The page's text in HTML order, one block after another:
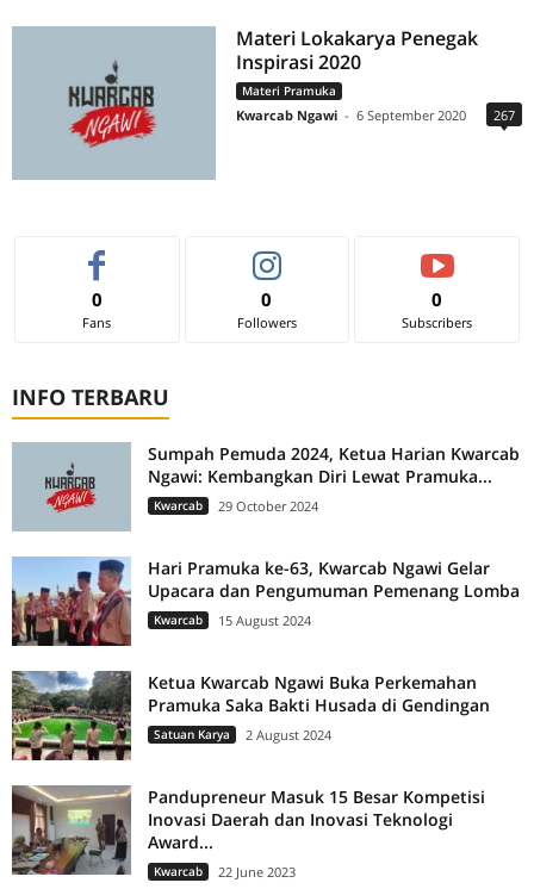
Materi Lokakarya Penegak
Inspirasi 2020
Materi Pramuka
Kwarcab Ngawi - 6 September 2020 267
0
Fans
0
Followers
0
Subscribers
INFO TERBARU
Sumpah Pemuda 2024, Ketua Harian Kwarcab
Ngawi: Kembangkan Diri Lewat Pramuka...
Kwarcab 29 October 2024
Hari Pramuka ke-63, Kwarcab Ngawi Gelar
Upacara dan Pengumuman Pemenang Lomba
Kwarcab 15 August 2024
Ketua Kwarcab Ngawi Buka Perkemahan
Pramuka Saka Bakti Husada di Gendingan
Satuan Karya 2 August 2024
Pandupreneur Masuk 15 Besar Kompetisi
Inovasi Daerah dan Inovasi Teknologi
Award...
Kwarcab 22 June 2023